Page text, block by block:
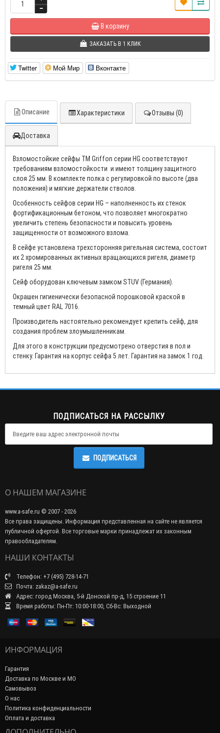
В корзину
ЗАКАЗАТЬ В 1 КЛИК
Twitter Мой Мир Вконтакте
Описание Характеристики Отзывы (0)
Доставка
Взломостойкие сейфы TM Griffon серии HG соответствуют
требованиям взломостойкости и имеют толщину защитного
слоя 25 мм. В комплекте полка с регулировкой по высоте (два
положения) и мягкие держатели стволов.
Особенность сейфов серии HG – наполненность их стенок
фортификационным бетоном, что позволяет многократно
увеличить степень безопасности и повысить уровень
защищенности от возможного взлома.
В сейфе установлена трехсторонняя ригельная система, состоит
их 2 хромированных активных вращающихся ригеля, диаметр
ригеля 25 мм.
Сейф оборудован ключевым замком STUV (Германия).
Окрашен гигиенически безопасной порошковой краской в
темный цвет RAL 7016.
Производитель настоятельно рекомендует крепить сейф, для
создания проблем злоумышленникам.
Для этого в конструкции предусмотрено отверстия в пол и
стенку. Гарантия на корпус сейфа 5 лет. Гарантия на замок 1 год.
ПОДПИСАТЬСЯ НА РАССЫЛКУ
ПОДПИСАТЬСЯ
О НАШЕМ МАГАЗИНЕ
www.a-safe.ru © 2007 - 2026
Все права защищены. Информация представленная на сайте не является
публичной офертой. Все торговые марки принадлежат их законным
правообладателям.
НАШИ КОНТАКТЫ
Телефон: +7 (495) 728-14-71
Почта: zakaz@a-safe.ru
Адрес: город Москва, 5-й Донской пр-д, 15 строение 11
Время работы: Пн-Пт: 10:00-18:00, Сб-Вс: Выходной
ИНФОРМАЦИЯ
Гарантия
Доставка по Москве и МО
Самовывоз
О нас
Политика конфиденциальности
Оплата и доставка